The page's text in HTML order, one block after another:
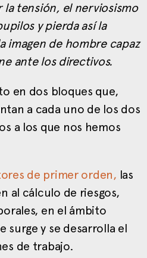
la tensión, el nerviosismo
y pierda así la
imagen de hombre capaz
ante los directivos.
en dos bloques que,
a cada uno de los dos
a los que nos hemos
de primer orden, las
al cálculo de riesgos,
en el ámbito
surge y se desarrolla el
de trabajo.